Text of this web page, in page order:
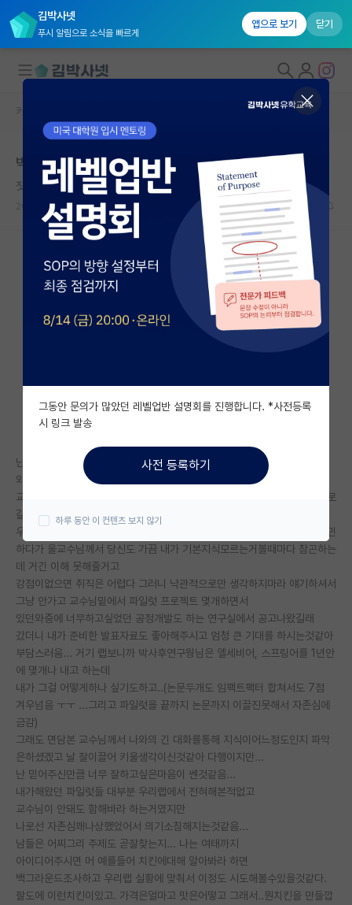
김박사넷
푸시 알림으로 소식을 빠르게
앱으로 보기 닫기
대학원생 모집
국내대학원 정보
연구실&오픈랩
커뮤니티
커뮤니티 홈
전체글보기
베스트 게시판
자유 게시판(아무개랩)
미국 유학 게시판
미국 대학원 합격 후기 게시판
대학원생 모집 게시판
연구실(PI) 홍보 게시판
석박사 채용 정보 게시판
임용 정보 게시판
학부 인턴 게시판
취업 게시판
임용 후기 게시판
인문사회 계열 게시판
특수/전문대학원 게시판
반도체/AI 게시판
장학금/장학생 게시판
학술 정보 게시판
커뮤니티 홈
박사들어가기전에 드는고민들
짓궂은 코페르니쿠스
2024.03.21 4 2870
난 학부도전혀다른 보건ㄱ계열 나왔고 지방대에서 석사로 생명공학계열로
와갖고 좋은교수님 밑에서 논문 두개 쓰고 졸업했음..
교수님께서도 나보고 대학원말고 회사가라하셨지만 나름대로 나중에 해외로
갈생각에 빡세도 함도전해보자 싶어서
우리분야에서 이름대면 벌벌떨정도로 유명한 교수님께 인턴허락받아서 고민
하다가 울교수님께서 당신도 가끔 내가 기본지식모르는거볼때마다 참곤하는
데 거긴 이해 못해줄거고
강점이없으면 취직은 어렵다 그러니 낙관적으로만 생각하지마라 얘기하셔서
그냥 안가고 교수님밑에서 파일럿 프로젝트 몇개하면서
있던와중에 너무하고싶었던 공정개발도 하는 연구실에서 공고나왔길래
갔더니 내가 준비한 발표자료도 좋아해주시고 엄청 큰 기대를 하시는것같아
부담스러움... 거기 랩보니까 박사후연구웡님은 엘세비어, 스프링어를 1년안
에 몇개나 내고 하는데
내가 그걸 어떻게하나 싶기도하고..(논문두개도 임팩트팩터 합쳐서도 7점
겨우넘음 ㅜㅜ ...그리고 파일럿을 끝까지 논문까지 이끌진못해서 자존심에
금감)
그래도 면담본 교수님께서 나와의 긴 대화를통해 지식이어느정도인지 파악
은하셨겠고 날 잘이끌어 키울생각이신것같아 다행이지만...
난 믿어주신만큼 너무 잘하고싶은마음이 쎈것같음...
내가해왔던 파일럿들 대부분 우리랩에서 전혀해본적없고
교수님이 안돼도 함해바라 하는거였지만
나로선 자존심꽤나상했었어서 의기소침해지는것같음...
남들은 어찌그리 주제도 곧잘찾는지... 나는 여태까지
아이디어주시면 머 예를들어 치킨에대해 알아봐라 하면
백그라운드조사하고 우리랩 실황에 맞춰서 이정도 시도해볼수있을것같다.
팔도에 이런치킨이있고. 가격은얼마고 맛은어떻고 그래서..뭔치킨을 만들깝
그동안 문의가 많았던 레벨업반 설명회를 진행합니다. *사전등록
시 링크 발송
사전 등록하기
하루 동안 이 컨텐츠 보지 않기